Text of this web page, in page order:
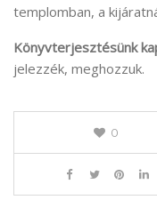
templomban, a
Könyvterjesztésünk
jelezzék, meghozzuk.
0